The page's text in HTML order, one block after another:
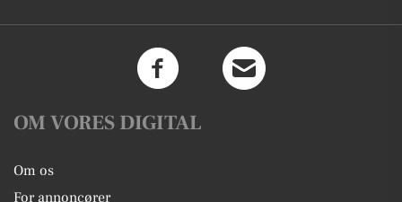
OM VORES DIGITAL
Om os
For annoncører